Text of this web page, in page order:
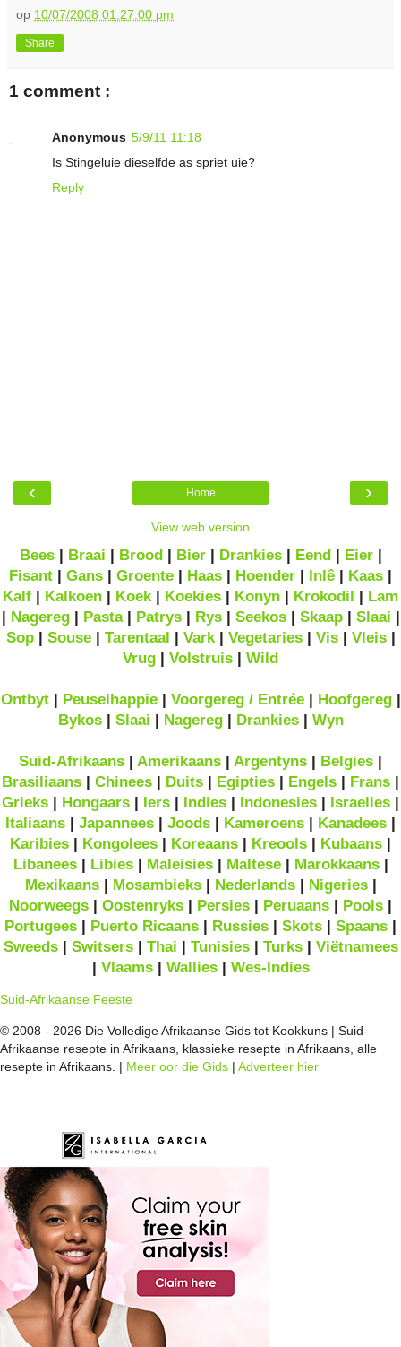
op 10/07/2008 01:27:00 pm
Share
1 comment :
Anonymous 5/9/11 11:18
Is Stingeluie dieselfde as spriet uie?
Reply
‹ ›
Home
View web version
Bees| Braai | Brood| Bier| Drankies| Eend| Eier|
Fisant | Gans | Groente | Haas | Hoender | Inlê | Kaas |
Kalf | Kalkoen | Koek | Koekies | Konyn | Krokodil | Lam
| Nagereg| Pasta| Patrys| Rys| Seekos| Skaap| Slaai |
Sop| Souse| Tarentaal | Vark| Vegetaries| Vis| Vleis|
Vrug | Volstruis | Wild
Ontbyt| Peuselhappie| Voorgereg / Entrée| Hoofgereg|
Bykos| Slaai | Nagereg| Drankies| Wyn
Suid-Afrikaans | Amerikaans | Argentyns | Belgies |
Brasiliaans | Chinees | Duits | Egipties | Engels | Frans |
Grieks | Hongaars | Iers | Indies | Indonesies | Israelies |
Italiaans | Japannees | Joods | Kameroens | Kanadees |
Karibies | Kongolees | Koreaans | Kreools | Kubaans |
Libanees| Libies| Maleisies| Maltese| Marokkaans|
Mexikaans| Mosambieks| Nederlands| Nigeries|
Noorweegs | Oostenryks | Persies | Peruaans | Pools |
Portugees | Puerto Ricaans | Russies | Skots | Spaans |
Sweeds| Switsers| Thai | Tunisies| Turks| Viëtnamees
| Vlaams| Wallies| Wes-Indies
Suid-Afrikaanse Feeste
© 2008 - 2026 Die Volledige Afrikaanse Gids tot Kookkuns | Suid-
Afrikaanse resepte in Afrikaans, klassieke resepte in Afrikaans, alle
resepte in Afrikaans. | Meer oor die Gids | Adverteer hier